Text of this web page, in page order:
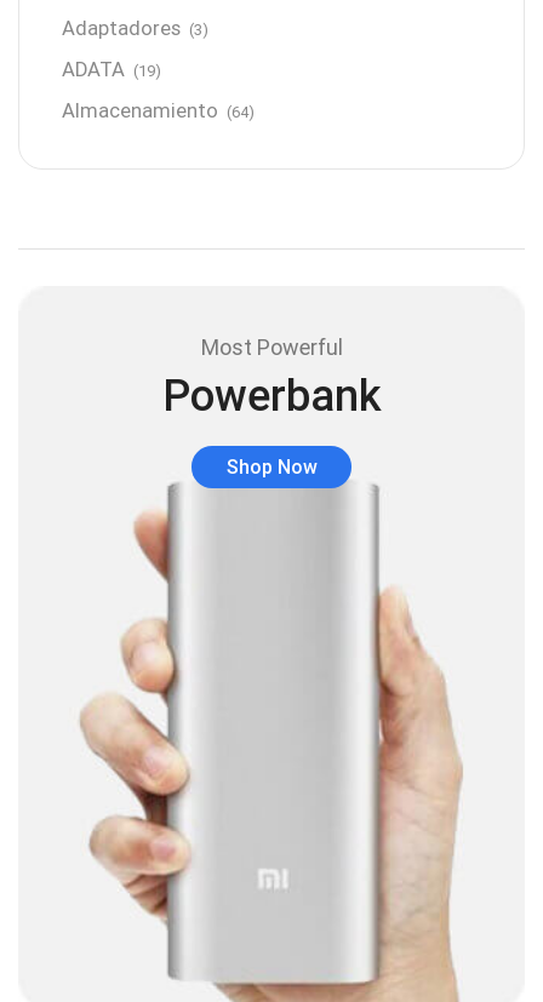
Adaptadores (3)
ADATA (19)
Almacenamiento (64)
(12)
Audio y Sonido
Barras de sonido
Base para Audífonos
Bluetooth (1)
Bombillas inteligente
Brother (5)
Cable tipo C (40)
Cables (252)
Cables De Audio
Cables De Impresora (10)
Cables De Poder
Cables de Red
Most Powerful
Powerbank
Shop Now